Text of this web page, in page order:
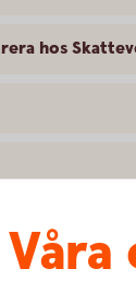
hos
upp arvet